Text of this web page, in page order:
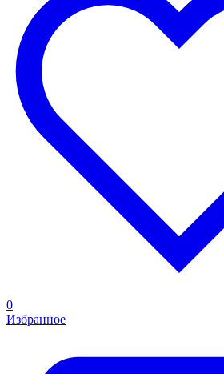
0
Избранное